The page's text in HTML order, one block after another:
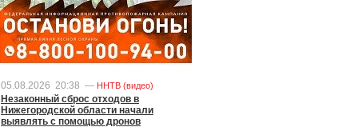
05.08.2026 20:38 — ННТВ (видео)
Незаконный сброс отходов в
Нижегородской области начали
выявлять с помощью дронов